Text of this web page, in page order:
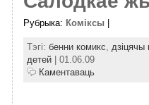
Рубрыка: Комiксы|
Тэгі: бенни комикс
дзіцячы
детей| 01.06.09
Каментаваць